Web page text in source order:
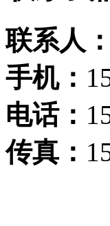
联系人：
手机：
电话：
传真：